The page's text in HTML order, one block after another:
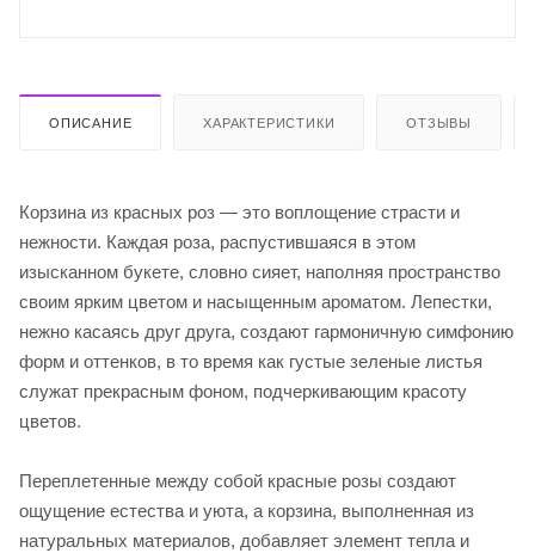
ОПИСАНИЕ ХАРАКТЕРИСТИКИ ОТЗЫВЫ
Корзина из красных роз — это воплощение страсти и
нежности. Каждая роза, распустившаяся в этом
изысканном букете, словно сияет, наполняя пространство
своим ярким цветом и насыщенным ароматом. Лепестки,
нежно касаясь друг друга, создают гармоничную симфонию
форм и оттенков, в то время как густые зеленые листья
служат прекрасным фоном, подчеркивающим красоту
цветов.
Переплетенные между собой красные розы создают
ощущение естества и уюта, а корзина, выполненная из
натуральных материалов, добавляет элемент тепла и